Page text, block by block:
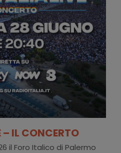
IL CONCERTO
il Foro Italico di Palermo